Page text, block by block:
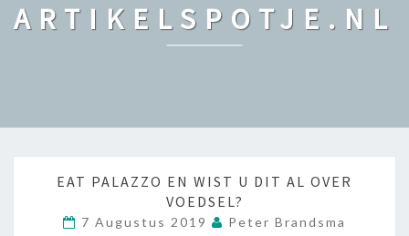
ARTIKELSPOTJE.NL
E
T
EAT PALAZZO EN WIST U DIT AL OVER
VOEDSEL?
7 Augustus 2019 Peter Brandsma